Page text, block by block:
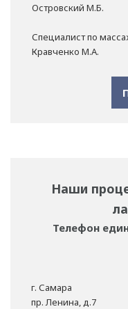
Островский М.Б.
Специалист по
Кравченко М.А.
Наши
Телефон
г. Самара
пр. Ленина, д.7